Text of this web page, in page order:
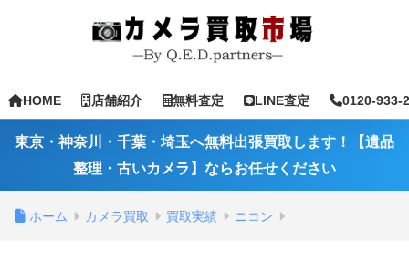
HOME 店舗紹介 無料査定 LINE査定 0120-933-
東京・神奈川・千葉・埼玉へ無料出張買取します！【遺品
整理・古いカメラ】ならお任せください
ホーム カメラ買取 買取実績 ニコン